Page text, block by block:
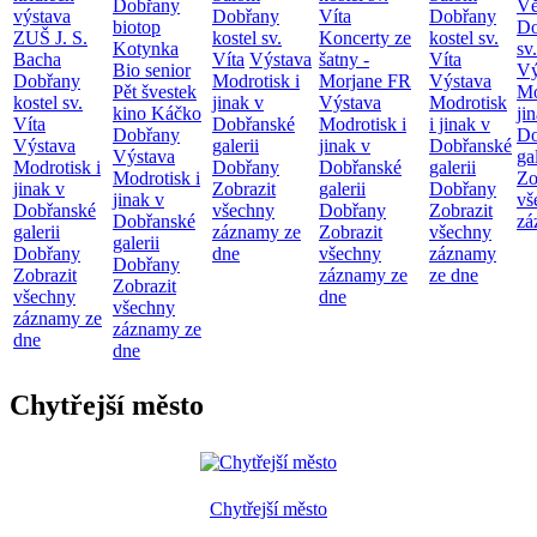
výstava
ZUŠ J. S.
Bacha
Dobřany
kostel sv.
Víta
Výstava
Modrotisk i
jinak v
Dobřanské
galerii
Dobřany
Zobrazit
všechny
záznamy ze
dne
Dobřany
biotop
Kotynka
Bio senior
Pět švestek
kino Káčko
Dobřany
Výstava
Modrotisk i
jinak v
Dobřanské
galerii
Dobřany
Zobrazit
všechny
záznamy ze
dne
Dobřany
kostel sv.
Víta Výstava
Modrotisk i
jinak v
Dobřanské
galerii
Dobřany
Zobrazit
všechny
záznamy ze
dne
Víta
Koncerty ze
šatny -
Morjane FR
Výstava
Modrotisk i
jinak v
Dobřanské
galerii
Dobřany
Zobrazit
všechny
záznamy ze
dne
Dobřany
kostel sv.
Víta
Výstava
Modrotisk
i jinak v
Dobřanské
galerii
Dobřany
Zobrazit
všechny
záznamy
ze dne
Chytřejší město
Chytřejší město